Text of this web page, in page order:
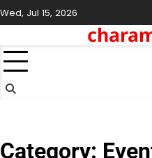
Skip
to
Wed, Jul 15, 2026
Category: